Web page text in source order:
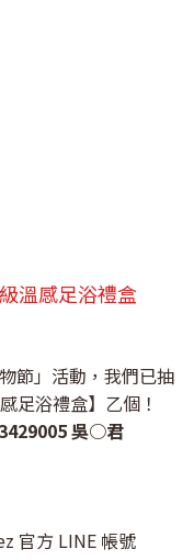
溫感足浴禮盒
節」活動，我們已抽
足浴禮盒】乙個！
吳○君
官方 LINE 帳號